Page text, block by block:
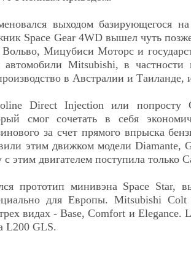
выходом базирующегося
Space Gear 4WD вышел чуть
Мицубиси Моторс и
автомобили Mitsubishi, в
в Австралии и
Direct Injection или попросту
смог сочетать в себя
за счет прямого впрыска
этим движком модели Diamante,
этим двигателем поступила только
прототип минивэна Space Star,
для Европы. Mitsubishi
видах - Base, Comfort и Elegance.
L200 GLS.